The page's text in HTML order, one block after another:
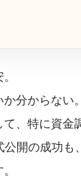
分からない。
、特に資金
開の成功も